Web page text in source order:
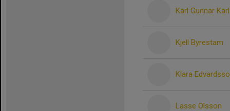
Karl Gunnar
Kjell Byrestam
Klara
Lasse Olsson